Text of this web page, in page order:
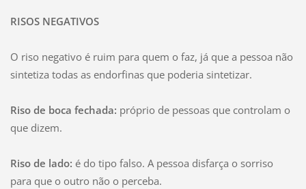
RISOS NEGATIVOS
O riso negativo é ruim para quem o faz, já que a pessoa não
sintetiza todas as endorfinas que poderia sintetizar.
Riso de boca fechada: próprio de pessoas que controlam o
que dizem.
Riso de lado: é do tipo falso. A pessoa disfarça o sorriso
para que o outro não o perceba.